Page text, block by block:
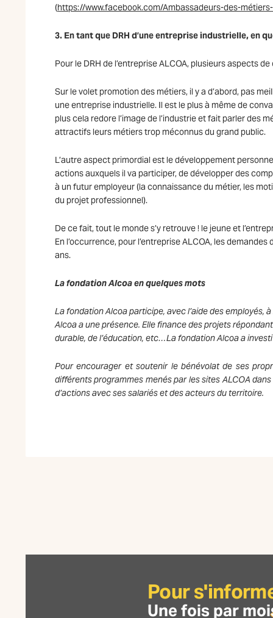
(https://www.facebook.com/Ambassadeurs-des-
3. En tant que DRH d’une entreprise industrielle, en
Pour le DRH de l’entreprise ALCOA, plusieurs aspects
Sur le volet promotion des métiers, il y a d’abord, pas
une entreprise industrielle. Il est le plus à même de
plus cela redore l’image de l’industrie et fait parler des
attractifs leurs métiers trop méconnus du grand public.
L’autre aspect primordial est le développement
actions auxquels il va participer, de développer des
à un futur employeur (la connaissance du métier, les
du projet professionnel).
De ce fait, tout le monde s’y retrouve ! le jeune et
En l’occurrence, pour l’entreprise ALCOA, les
ans.
La fondation Alcoa en quelques mots
La fondation Alcoa participe, avec l’aide des employés,
Alcoa a une présence. Elle finance des projets
durable, de l’éducation, etc…La fondation Alcoa a
Pour encourager et soutenir le bénévolat de ses
différents programmes menés par les sites ALCOA
d’actions avec ses salariés et des acteurs du territoire.
Pour
Une fois par